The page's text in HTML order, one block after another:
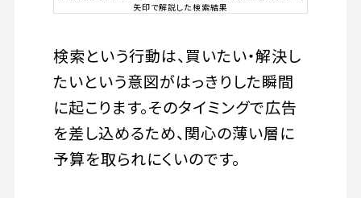
検索という行動は、買いたい・解決し
たいという意図がはっきりした瞬間
に起こります。そのタイミングで広告
を差し込めるため、関心の薄い層に
予算を取られにくいのです。